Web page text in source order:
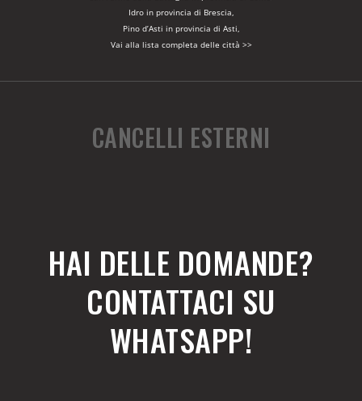
Idro in provincia di Brescia,
Pino d’Asti in provincia di Asti,
Vai alla lista completa delle città >>
CANCELLI ESTERNI
HAI DELLE DOMANDE?
CONTATTACI SU
WHATSAPP!